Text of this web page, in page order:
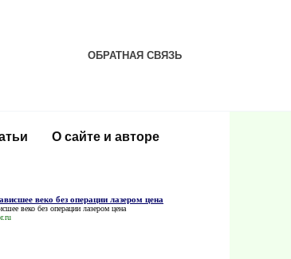
ОБРАТНАЯ СВЯЗЬ
О сайте и авторе
веко без операции лазером цена
веко без операции лазером цена